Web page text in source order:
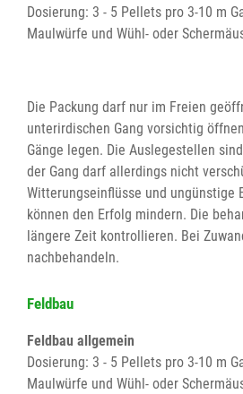
Dosierung: 3 - 5 Pellets pro 3-10 m
Maulwürfe und Wühl- oder
Die Packung darf nur im Freien
unterirdischen Gang vorsichtig
Gänge legen. Die Auslegestellen
der Gang darf allerdings nicht
Witterungseinflüsse und ungünstige
können den Erfolg mindern. Die
längere Zeit kontrollieren. Bei
nachbehandeln.
Feldbau
Feldbau allgemein
Dosierung: 3 - 5 Pellets pro 3-10 m
Maulwürfe und Wühl- oder